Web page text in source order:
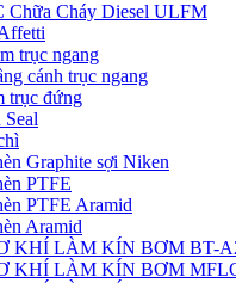
Chữa Cháy Diesel ULFM
trục ngang
cánh trục ngang
trục đứng
Graphite sợi Niken
PTFE
PTFE Aramid
Aramid
KHÍ LÀM KÍN BƠM BT-
KHÍ LÀM KÍN BƠM